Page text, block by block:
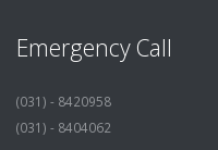
Emergency Call
(031) - 8420958
(031) - 8404062